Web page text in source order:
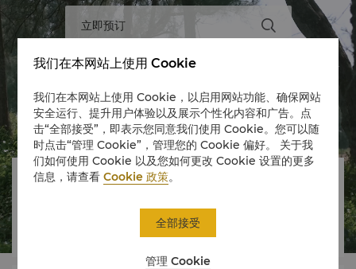
 
立即预订 
 
美食

体验
我们在本网站上使用 Cookie
我们在本网站上使用 Cookie，以启用网站功能、确保网站
安全运行、提升用户体验以及展示个性化内容和广告。点
击“全部接受”，即表示您同意我们使用 Cookie。您可以随
时点击“管理 Cookie”，管理您的 Cookie 偏好。 关于我
们如何使用 Cookie 以及您如何更改 Cookie 设置的更多
信息，请查看Cookie 政策。
管理 Cookie
全部接受